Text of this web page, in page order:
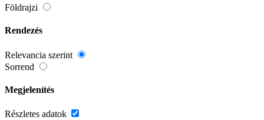
Földrajzi
Rendezés
Relevancia szerint
Sorrend
Megjelenítés
Részletes adatok